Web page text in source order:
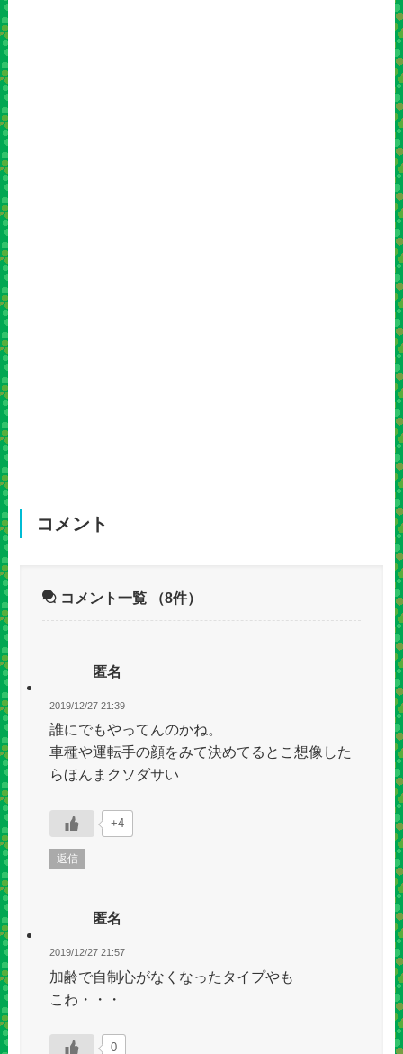
コメント
コメント一覧 （8件）
匿名
2019/12/27 21:39
誰にでもやってんのかね。
車種や運転手の顔をみて決めてるとこ想像した
らほんまクソダサい
+4
返信
匿名
2019/12/27 21:57
加齢で自制心がなくなったタイプやも
こわ・・・
0